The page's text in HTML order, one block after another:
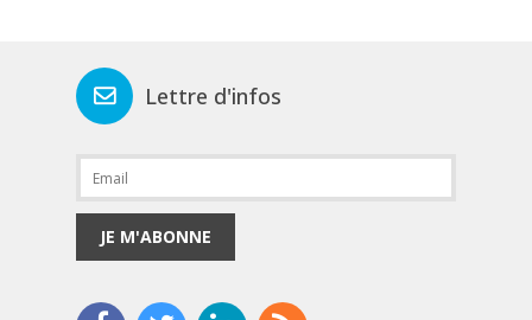
Lettre d'infos
JE M'ABONNE